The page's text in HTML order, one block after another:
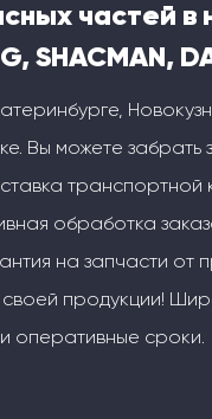
частей в
SHACMAN,
Вы можете забрать
транспортной
обработка
на запчасти от
продукции!
оперативные сроки.